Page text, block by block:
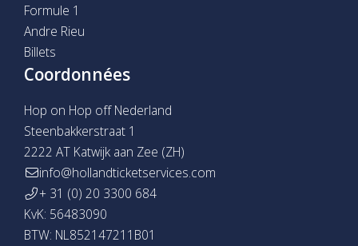
Formule 1
Andre Rieu
Billets
Coordonnées
Hop on Hop off Nederland
Steenbakkerstraat 1
2222 AT Katwijk aan Zee (ZH)
info@hollandticketservices.com
+ 31 (0) 20 3300 684
KvK: 56483090
BTW: NL852147211B01